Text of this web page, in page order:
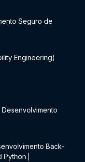
Seguro de
Engineering)
Desenvolvimento
Back-
Python